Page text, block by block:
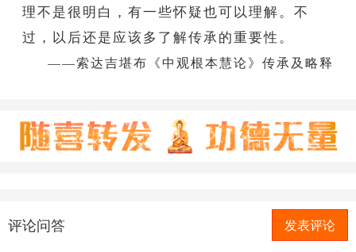
理不是很明白，有一些怀疑也可以理解。不
过，以后还是应该多了解传承的重要性。
——索达吉堪布《中观根本慧论》传承及略释
评论问答 发表评论